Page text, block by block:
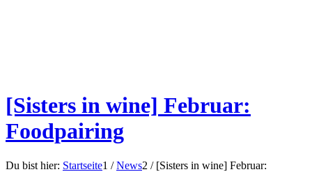
[Sisters in wine] Februar:
Foodpairing
Du bist hier: Startseite1 / News2 / [Sisters in wine] Februar: